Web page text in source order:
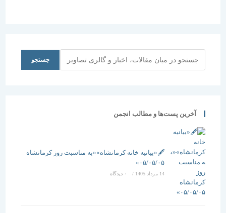
جستجو
آخرین پست‌ها و مطالب انجمن
🖋️«بیانیه خانه کرمانشاه»«به مناسبت روز کرمانشاه
۰۵/۰۵/۰۵»
/ ۰ دیدگاه